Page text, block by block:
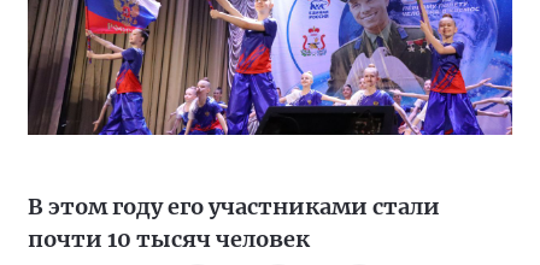
В этом году его участниками стали
почти 10 тысяч человек